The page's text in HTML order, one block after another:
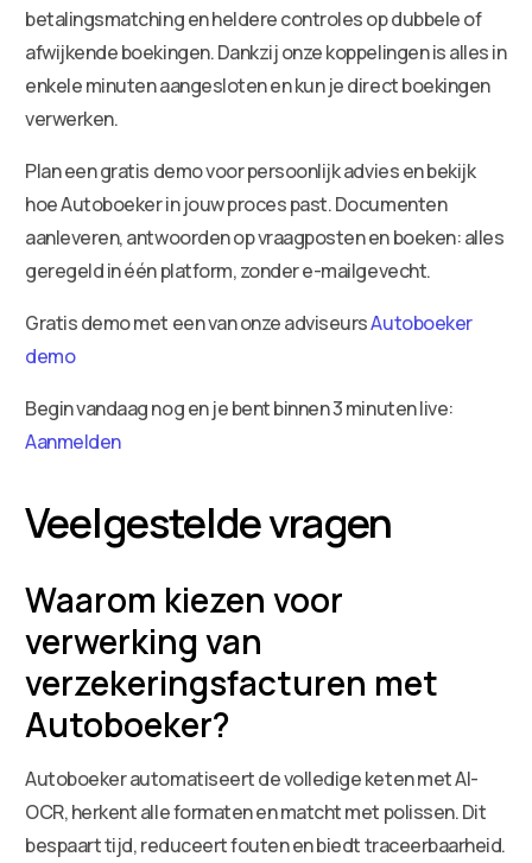
betalingsmatching en heldere controles op dubbele of
afwijkende boekingen. Dankzij onze koppelingen is alles in
enkele minuten aangesloten en kun je direct boekingen
verwerken.
Plan een gratis demo voor persoonlijk advies en bekijk
hoe Autoboeker in jouw proces past. Documenten
aanleveren, antwoorden op vraagposten en boeken: alles
geregeld in één platform, zonder e-mailgevecht.
Gratis demo met een van onze adviseursAutoboeker
demo
Begin vandaag nog en je bent binnen 3 minuten live:
Aanmelden
Veelgestelde vragen
Waarom kiezen voor
verwerking van
verzekeringsfacturen met
Autoboeker?
Autoboeker automatiseert de volledige keten met AI-
OCR, herkent alle formaten en matcht met polissen. Dit
bespaart tijd, reduceert fouten en biedt traceerbaarheid.